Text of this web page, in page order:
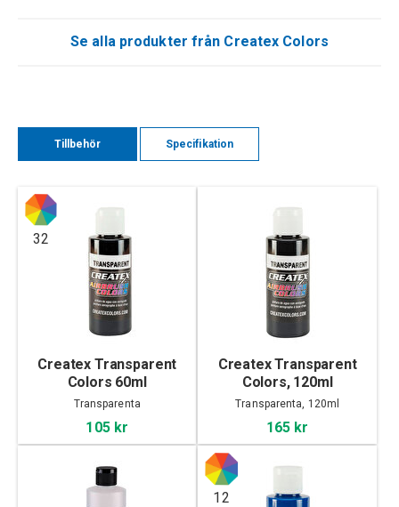
Se alla produkter från Createx Colors
Tillbehör Specifikation
32
Createx Transparent
Colors 60ml
Transparenta
105 kr
Createx Transparent
Colors, 120ml
Transparenta, 120ml
165 kr
12